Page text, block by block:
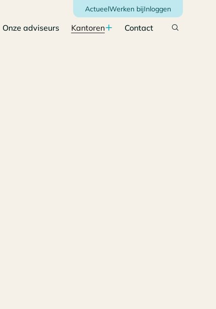
Inloggen
Werken bij
Actueel
Contact
Kantoren
Onze adviseurs